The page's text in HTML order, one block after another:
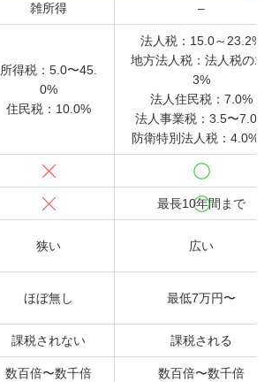
雑所得 –
所得税：5.0〜45.
0%
住民税：10.0%
法人税：15.0～23.2%
地方法人税：法人税の10.
3%
法人住民税：7.0%
法人事業税：3.5〜7.0%
防衛特別法人税：4.0%※
最長10年間まで
狭い 広い
ほぼ無し 最低7万円〜
課税されない 課税される
数百倍〜数千倍 数百倍〜数千倍